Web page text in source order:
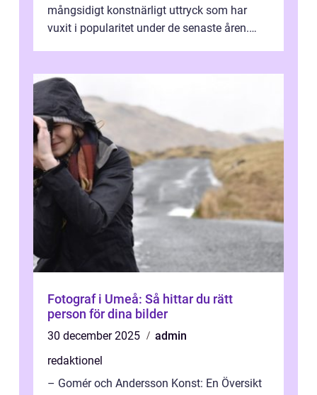
mångsidigt konstnärligt uttryck som har
vuxit i popularitet under de senaste åren.
Fotograf i Umeå: Så hittar du rätt
person för dina bilder
30 december 2025
admin
redaktionel
– Gomér och Andersson Konst: En Översikt